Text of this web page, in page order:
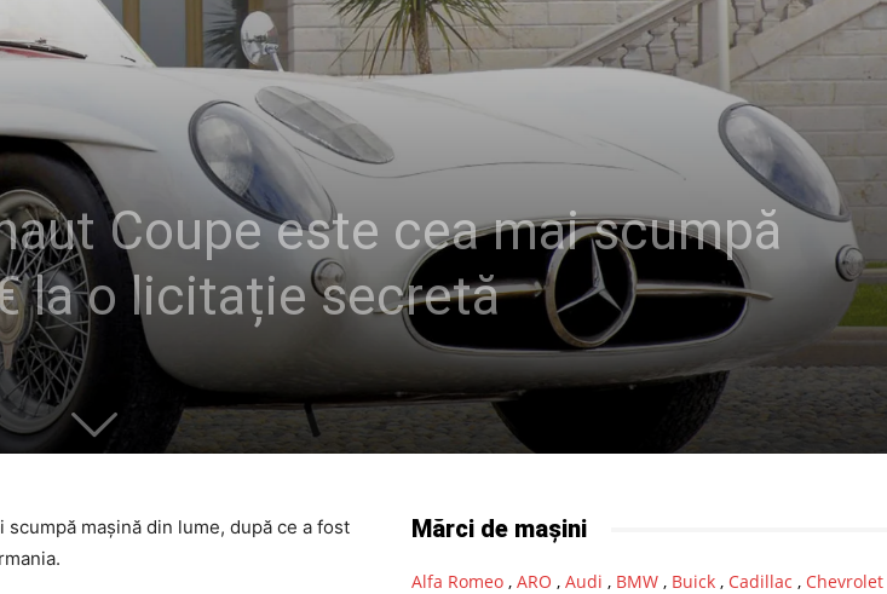
Coupe este cea mai scumpă
la o licitație secretă
mașină din lume, după ce a fost
Mărci de mașini
Alfa Romeo, ARO , Audi , BMW, Buick, Cadillac , Chevrolet